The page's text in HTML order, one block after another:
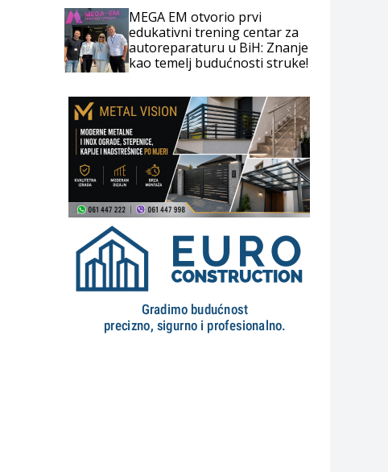
MEGA EM otvorio prvi
edukativni trening centar za
autoreparaturu u BiH: Znanje
kao temelj budućnosti struke!